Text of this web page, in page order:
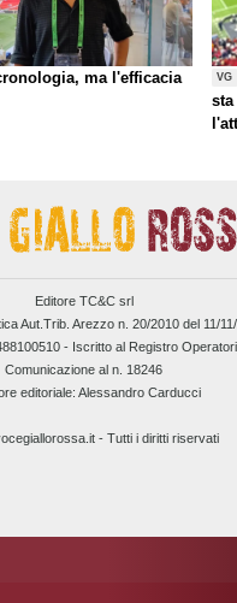
ma l'efficacia VG
sta
Editore TC&C srl
Aut.Trib. Arezzo n. 20/2010 del 11/
- Iscritto al Registro
Comunicazione al n. 18246
editoriale: Alessandro Carducci
- Tutti i diritti riservati